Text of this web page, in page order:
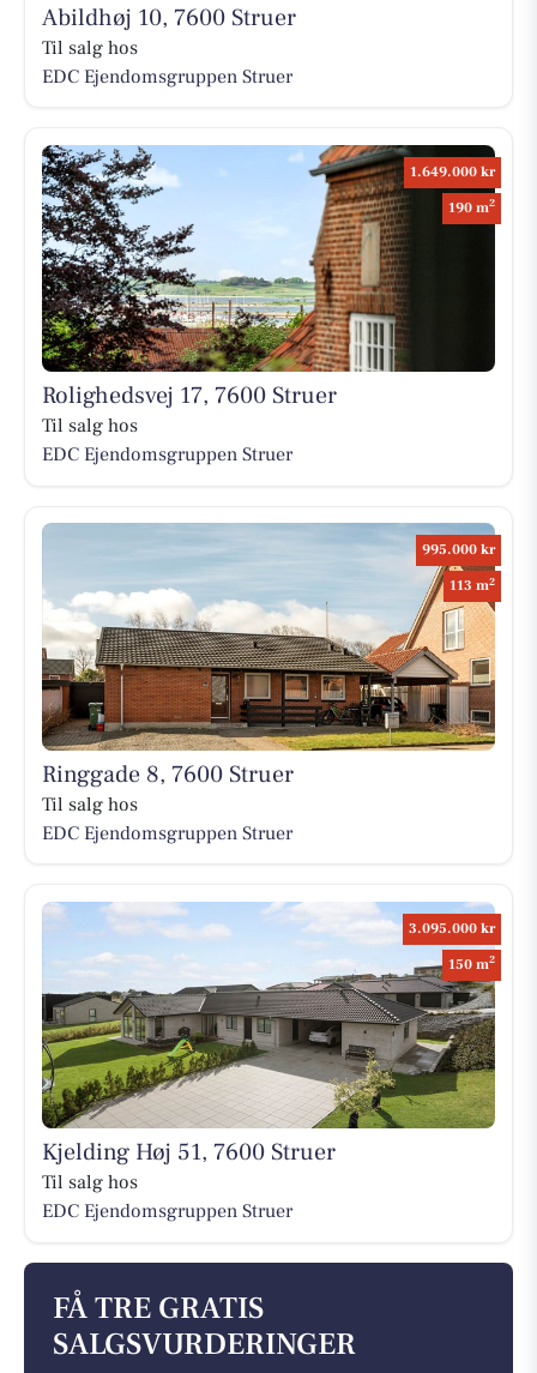
Abildhøj 10, 7600 Struer
Til salg hos
EDC Ejen­doms­grup­pen Struer
1.649.000 kr
190 m2
Rolighedsvej 17, 7600 Struer
Til salg hos
EDC Ejen­doms­grup­pen Struer
995.000 kr
113 m2
Ringgade 8, 7600 Struer
Til salg hos
EDC Ejen­doms­grup­pen Struer
3.095.000 kr
150 m2
Kjelding Høj 51, 7600 Struer
Til salg hos
EDC Ejen­doms­grup­pen Struer
FÅ TRE GRATIS
SALGSVURDERINGER